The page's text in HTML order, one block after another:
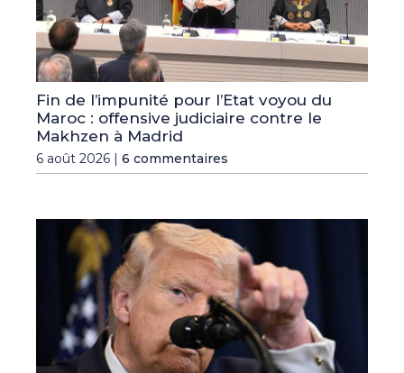
Fin de l’impunité pour l’Etat voyou du
Maroc : offensive judiciaire contre le
Makhzen à Madrid
6 août 2026 | 6 commentaires